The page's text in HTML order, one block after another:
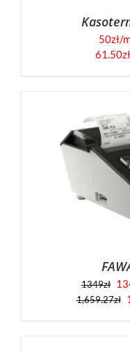
50zł/
61.50
1349zł
1,659.27zł